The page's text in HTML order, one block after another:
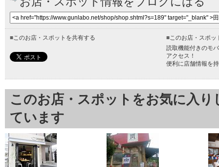
■このお店・スポットを共有する ■このお店・スポッ
読取機能付きのモ
アクセス！
便利に店舗情報を
このお店・スポットをお気に入
ています